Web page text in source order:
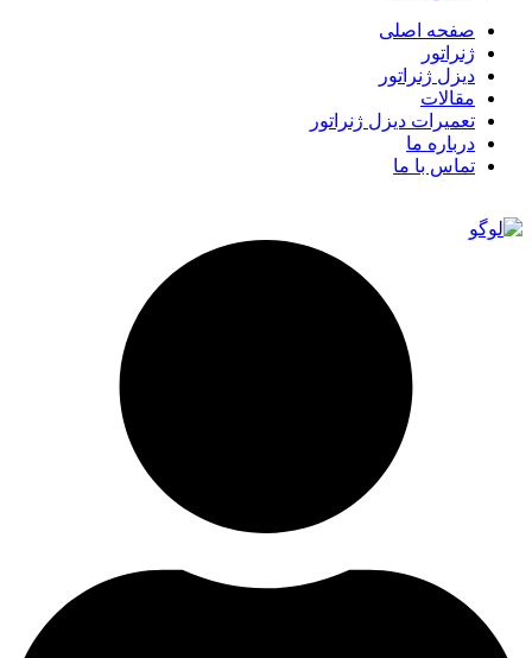
صفحه اصلی
ژنراتور
دیزل ژنراتور
مقالات
تعمیرات دیزل ژنراتور
درباره ما
تماس با ما